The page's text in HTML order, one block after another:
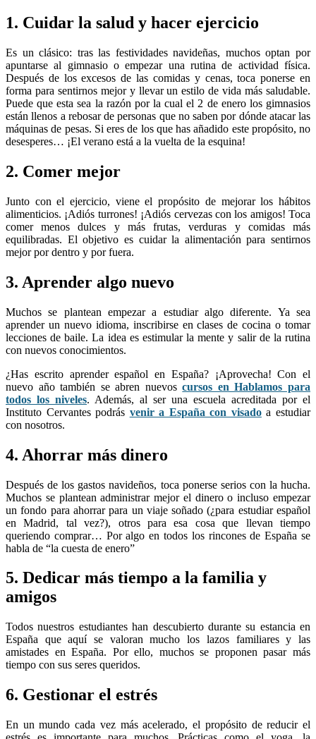
1. Cuidar la salud y hacer ejercicio
Es un clásico: tras las festividades navideñas, muchos optan por
apuntarse al gimnasio o empezar una rutina de actividad física.
Después de los excesos de las comidas y cenas, toca ponerse en
forma para sentirnos mejor y llevar un estilo de vida más saludable.
Puede que esta sea la razón por la cual el 2 de enero los gimnasios
están llenos a rebosar de personas que no saben por dónde atacar las
máquinas de pesas. Si eres de los que has añadido este propósito, no
desesperes… ¡El verano está a la vuelta de la esquina!
2. Comer mejor
Junto con el ejercicio, viene el propósito de mejorar los hábitos
alimenticios. ¡Adiós turrones! ¡Adiós cervezas con los amigos! Toca
comer menos dulces y más frutas, verduras y comidas más
equilibradas. El objetivo es cuidar la alimentación para sentirnos
mejor por dentro y por fuera.
3. Aprender algo nuevo
Muchos se plantean empezar a estudiar algo diferente. Ya sea
aprender un nuevo idioma, inscribirse en clases de cocina o tomar
lecciones de baile. La idea es estimular la mente y salir de la rutina
con nuevos conocimientos.
¿Has escrito aprender español en España? ¡Aprovecha! Con el
nuevo año también se abren nuevoscursos en Hablamos para
todos los niveles. Además, al ser una escuela acreditada por el
Instituto Cervantes podrás venir a España con visadoa estudiar
con nosotros.
4. Ahorrar más dinero
Después de los gastos navideños, toca ponerse serios con la hucha.
Muchos se plantean administrar mejor el dinero o incluso empezar
un fondo para ahorrar para un viaje soñado (¿para estudiar español
en Madrid, tal vez?), otros para esa cosa que llevan tiempo
queriendo comprar… Por algo en todos los rincones de España se
habla de “la cuesta de enero”
5. Dedicar más tiempo a la familia y
amigos
Todos nuestros estudiantes han descubierto durante su estancia en
España que aquí se valoran mucho los lazos familiares y las
amistades en España. Por ello, muchos se proponen pasar más
tiempo con sus seres queridos.
6. Gestionar el estrés
En un mundo cada vez más acelerado, el propósito de reducir el